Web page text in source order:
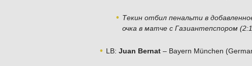
Текин отбил пенальти в
очка в матче с Газиантепспором
LB: Juan Bernat– Bayern München